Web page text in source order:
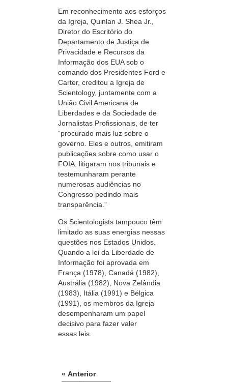
Em reconhecimento aos esforços
da Igreja, Quinlan J. Shea Jr.,
Diretor do Escritório do
Departamento de Justiça de
Privacidade e Recursos da
Informação dos EUA sob o
comando dos Presidentes Ford e
Carter, creditou a Igreja de
Scientology, juntamente com a
União Civil Americana de
Liberdades e da Sociedade de
Jornalistas Profissionais, de ter
“procurado mais luz sobre o
governo. Eles e outros, emitiram
publicações sobre como usar o
FOIA, litigaram nos tribunais e
testemunharam perante
numerosas audiências no
Congresso pedindo mais
transparência.”
Os Scientologists tampouco têm
limitado as suas energias nessas
questões nos Estados Unidos.
Quando a lei da Liberdade de
Informação foi aprovada em
França (1978), Canadá (1982),
Austrália (1982), Nova Zelândia
(1983), Itália (1991) e Bélgica
(1991), os membros da Igreja
desempenharam um papel
decisivo para fazer valer
essas leis.
« Anterior